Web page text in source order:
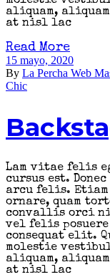
aliquam,
at nisl lac
Read More
15 mayo, 2020
By La Percha Web
Chic
Lam vitae felis
cursus est.
arcu felis.
ornare, quam
convallis orci
vel felis
consequat elit.
molestie
aliquam,
at nisl lac